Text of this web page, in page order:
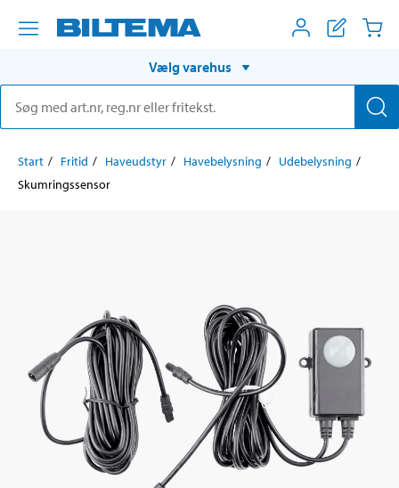
Vælg varehus
Start Fritid Haveudstyr Havebelysning
Udebelysning
Skumringssensor